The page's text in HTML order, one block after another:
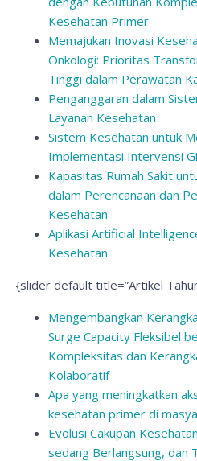
Kesehatan Primer
Memajukan Inovasi
Onkologi: Prioritas
Tinggi dalam Perawatan
Penganggaran dalam
Layanan Kesehatan
Sistem Kesehatan untuk
Implementasi Intervensi
Kapasitas Rumah Sakit
dalam Perencanaan dan
Kesehatan
Aplikasi Artificial
Kesehatan
{slider default title=”Artikel
Mengembangkan
Surge Capacity Fleksibel
Kompleksitas dan
Kolaboratif
Apa yang meningkatkan
kesehatan primer di
Evolusi Cakupan
sedang Berlangsung, dan